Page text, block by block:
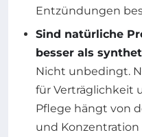
Entzündungen
Sind natürliche
besser als
Nicht unbedingt.
für Verträglichkeit
Pflege hängt von
und Konzentration